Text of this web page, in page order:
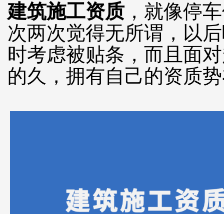
建筑施工资质，就像停
次两次觉得无所谓，以
时考虑被贴条，而且面
的久，拥有自己的资质